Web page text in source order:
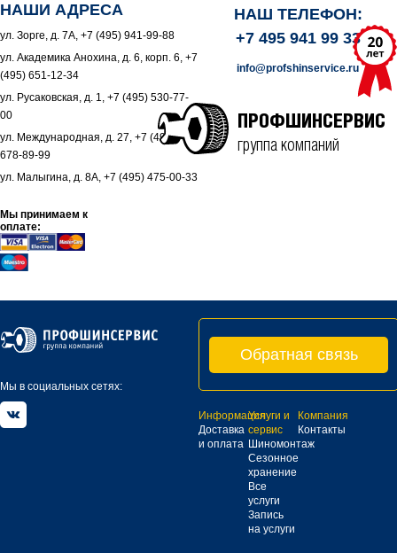
НАШИ АДРЕСА
ул. Зорге, д. 7А, +7 (495) 941-99-88
ул. Академика Анохина, д. 6, корп. 6, +7
(495) 651-12-34
ул. Русаковская, д. 1, +7 (495) 530-77-
00
ул. Международная, д. 27, +7 (495)
678-89-99
ул. Малыгина, д. 8А, +7 (495) 475-00-33
Мы принимаем к
оплате:
НАШ ТЕЛЕФОН:
+7 495 941 99 33
info@profshinservice.ru
ПРОФШИНСЕРВИС
группа компаний
Мы в социальных сетях:
Обратная связь
Информация
Доставка
и оплата
Услуги и
сервис
Шиномонтаж
Сезонное
хранение
Все
услуги
Запись
на услуги
Компания
Контакты